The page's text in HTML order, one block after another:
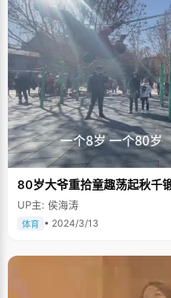
80岁大爷重拾童趣荡起秋千
UP主: 侯海涛
体育 • 2024/3/13